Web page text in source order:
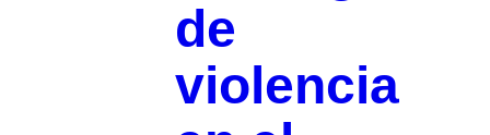
de
violencia